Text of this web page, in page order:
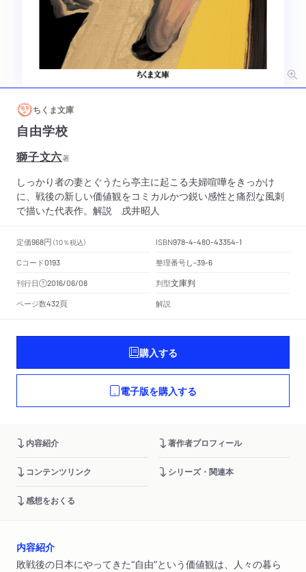
ちくま文庫
自由学校
獅子文六著
しっかり者の妻とぐうたら亭主に起こる夫婦喧嘩をきっかけ
に、戦後の新しい価値観をコミカルかつ鋭い感性と痛烈な風刺
で描いた代表作。解説 戌井昭人
定価968円 （10％税込） ISBN978-4-480-43354-1
Cコード0193 整理番号し-39-6
刊行日 2016/06/08 判型文庫判
ページ数432頁 解説
購入する
電子版を購入する
内容紹介 著作者プロフィール
コンテンツリンク シリーズ・関連本
感想をおくる
内容紹介
敗戦後の日本にやってきた“自由”という価値観は、人々の暮ら